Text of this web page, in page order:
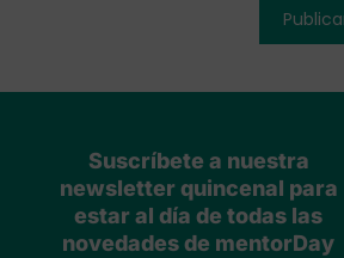
Suscríbete a nuestra
newsletter quincenal para
estar al día de todas las
novedades de mentorDay